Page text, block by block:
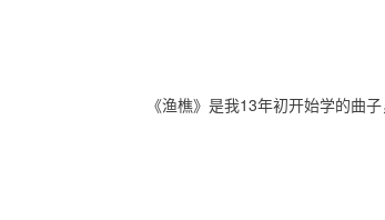
《渔樵》是我13年初开始学的曲